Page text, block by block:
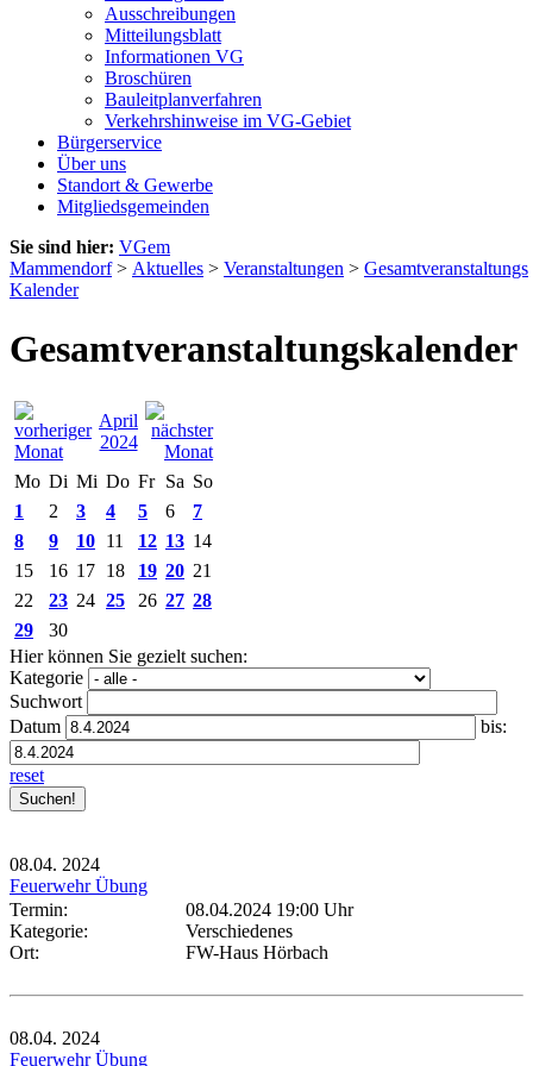
Ausschreibungen
Mitteilungsblatt
Informationen VG
Broschüren
Bauleitplanverfahren
Verkehrshinweise im VG-Gebiet
Bürgerservice
Über uns
Standort & Gewerbe
Mitgliedsgemeinden
Sie sind hier: VGem
Mammendorf> Aktuelles > Veranstaltungen > Gesamtveranstaltungs
Kalender
Gesamtveranstaltungskalender
April
2024
Mo Di Mi Do Fr Sa So
1
2 3 4 5 6
7
8
9 10 11 12 13 14
15
16 17 18 19 20 21
22
23 24 25 26 27 28
29
30
Hier können Sie gezielt suchen:
Kategorie
Suchwort
Datum
bis:
reset
08.04. 2024
Feuerwehr Übung
Termin:
08.04.2024 19:00 Uhr
Kategorie:
Verschiedenes
Ort:
FW-Haus Hörbach
08.04. 2024
Feuerwehr Übung